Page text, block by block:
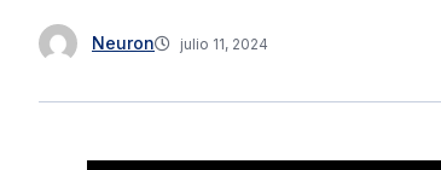
Neuron julio 11, 2024